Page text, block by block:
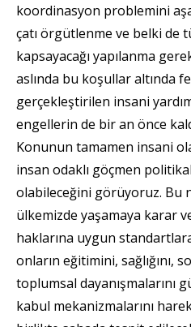
koordinasyon problemini
çatı örgütlenme ve belki de
kapsayacağı yapılanma
aslında bu koşullar altında
gerçekleştirilen insani
engellerin de bir an önce
Konunun tamamen insani
insan odaklı göçmen
olabileceğini görüyoruz. Bu
ülkemizde yaşamaya karar
haklarına uygun
onların eğitimini, sağlığını,
toplumsal dayanışmalarını
kabul mekanizmalarını